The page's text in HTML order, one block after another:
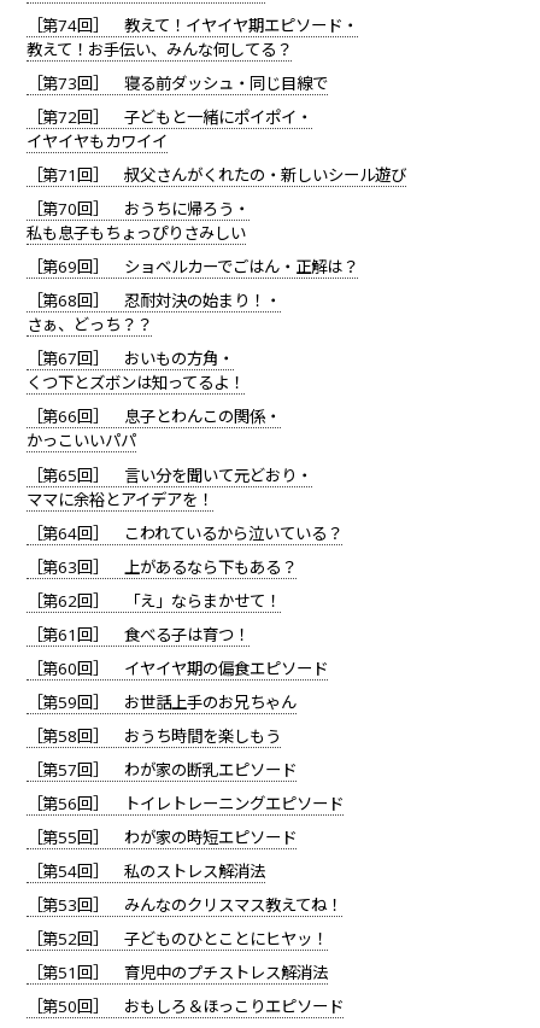
［第74回］ 教えて！イヤイヤ期エピソード・
教えて！お手伝い、みんな何してる？
［第73回］ 寝る前ダッシュ・同じ目線で
［第72回］ 子どもと一緒にポイポイ・
イヤイヤもカワイイ
［第71回］ 叔父さんがくれたの・新しいシール遊び
［第70回］ おうちに帰ろう・
私も息子もちょっぴりさみしい
［第69回］ ショベルカーでごはん・正解は？
［第68回］ 忍耐対決の始まり！・
さぁ、どっち？？
［第67回］ おいもの方角・
くつ下とズボンは知ってるよ！
［第66回］ 息子とわんこの関係・
かっこいいパパ
［第65回］ 言い分を聞いて元どおり・
ママに余裕とアイデアを！
［第64回］ こわれているから泣いている？
［第63回］ 上があるなら下もある？
［第62回］ 「え」ならまかせて！
［第61回］ 食べる子は育つ！
［第60回］ イヤイヤ期の偏食エピソード
［第59回］ お世話上手のお兄ちゃん
［第58回］ おうち時間を楽しもう
［第57回］ わが家の断乳エピソード
［第56回］ トイレトレーニングエピソード
［第55回］ わが家の時短エピソード
［第54回］ 私のストレス解消法
［第53回］ みんなのクリスマス教えてね！
［第52回］ 子どものひとことにヒヤッ！
［第51回］ 育児中のプチストレス解消法
［第50回］ おもしろ＆ほっこりエピソード